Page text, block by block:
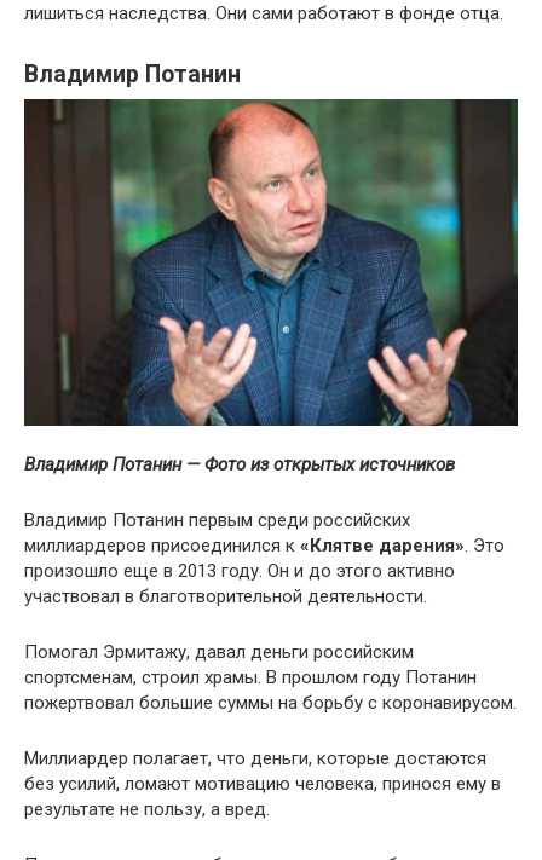
лишиться наследства. Они сами работают в фонде отца.
Владимир Потанин
Владимир Потанин — Фото из открытых источников
Владимир Потанин первым среди российских
миллиардеров присоединился к «Клятве дарения». Это
произошло еще в 2013 году. Он и до этого активно
участвовал в благотворительной деятельности.
Помогал Эрмитажу, давал деньги российским
спортсменам, строил храмы. В прошлом году Потанин
пожертвовал большие суммы на борьбу с коронавирусом.
Миллиардер полагает, что деньги, которые достаются
без усилий, ломают мотивацию человека, принося ему в
результате не пользу, а вред.